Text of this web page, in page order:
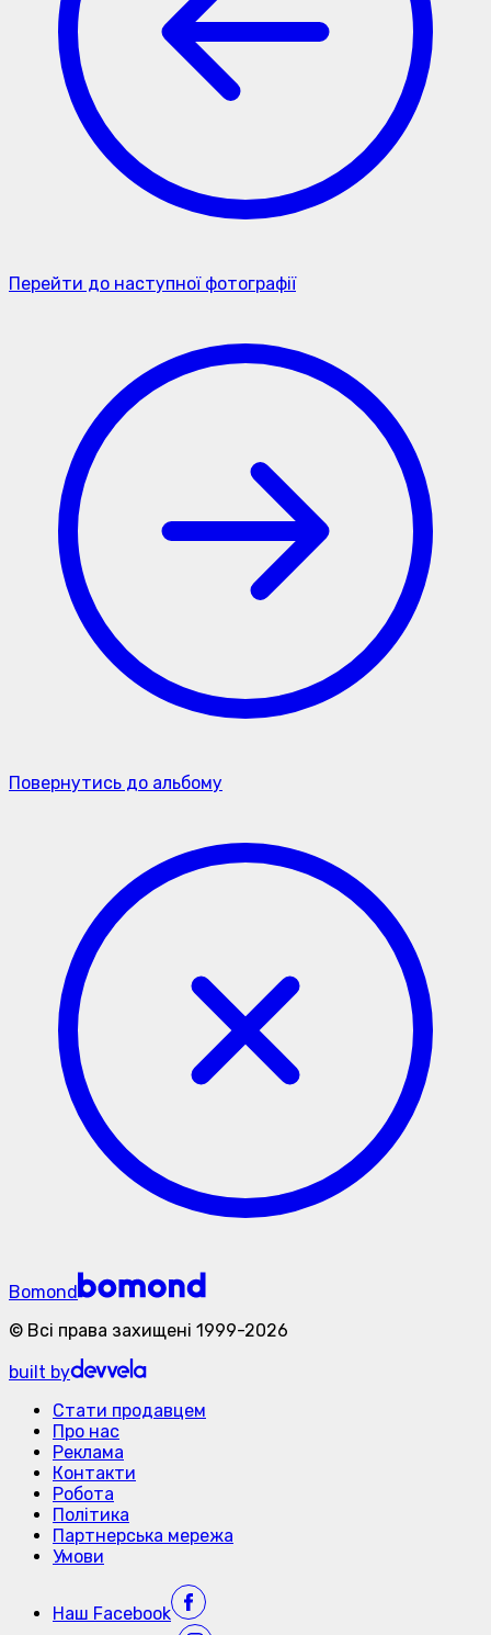
Перейти до наступної фотографії
Повернутись до альбому
Bomond
© Всі права захищені 1999-2026
built by
Стати продавцем
Про нас
Реклама
Контакти
Робота
Політика
Партнерська мережа
Умови
Наш Facebook